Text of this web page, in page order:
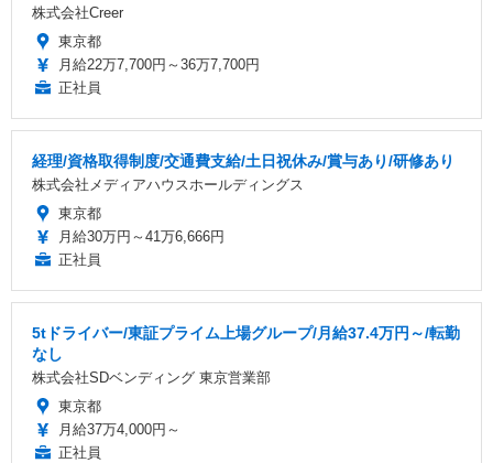
株式会社Creer
東京都
月給22万7,700円～36万7,700円
正社員
経理/資格取得制度/交通費支給/土日祝休み/賞与あり/研修あり
株式会社メディアハウスホールディングス
東京都
月給30万円～41万6,666円
正社員
5tドライバー/東証プライム上場グループ/月給37.4万円～/転勤
なし
株式会社SDベンディング 東京営業部
東京都
月給37万4,000円～
正社員